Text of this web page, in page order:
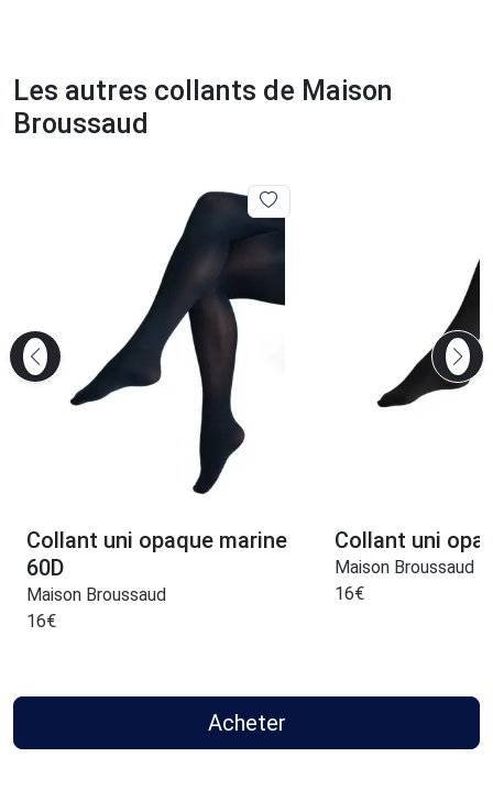
Les autres collants de Maison
Broussaud
Collant uni opaque marine
60D
Maison Broussaud
16€
Collant uni
Maison Broussaud
16€
Acheter